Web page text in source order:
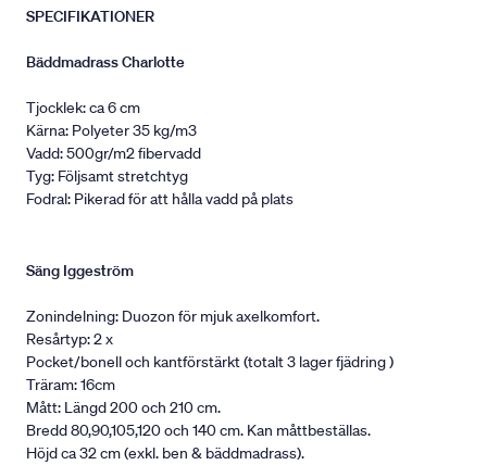
SPECIFIKATIONER
Bäddmadrass Charlotte
Tjocklek: ca 6 cm
Kärna: Polyeter 35 kg/m3
Vadd: 500gr/m2 fibervadd
Tyg: Följsamt stretchtyg
Fodral: Pikerad för att hålla vadd på plats
Säng Iggeström
Zonindelning: Duozon för mjuk axelkomfort.
Resårtyp: 2 x
Pocket/bonell och kantförstärkt (totalt 3 lager fjädring )
Träram: 16cm
Mått: Längd 200 och 210 cm.
Bredd 80,90,105,120 och 140 cm. Kan måttbeställas.
Höjd ca 32 cm (exkl. ben & bäddmadrass).